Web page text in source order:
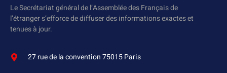
Le Secrétariat général de l’Assemblée des Français de
l’étranger s’efforce de diffuser des informations exactes et
tenues à jour.
27 rue de la convention 75015 Paris